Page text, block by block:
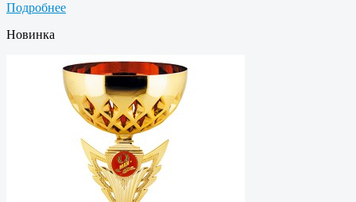
Подробнее
Новинка